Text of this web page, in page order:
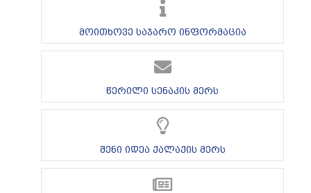
მოითხოვე საჯარო ინფორმაცია
წერილი სენაკის მერს
შენი იდეა ქალაქის მერს